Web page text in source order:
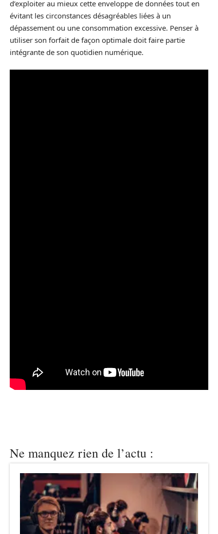
d’exploiter au mieux cette enveloppe de données tout en
évitant les circonstances désagréables liées à un
dépassement ou une consommation excessive. Penser à
utiliser son forfait de façon optimale doit faire partie
intégrante de son quotidien numérique.
Ne manquez rien de l’actu :